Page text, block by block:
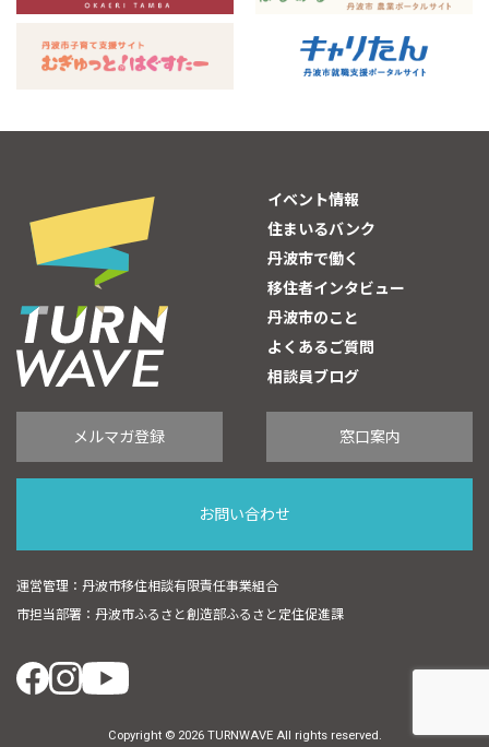
イベント情報
住まいるバンク
丹波市で働く
移住者インタビュー
丹波市のこと
よくあるご質問
相談員ブログ
メルマガ登録 窓口案内
お問い合わせ
運営管理：丹波市移住相談有限責任事業組合
市担当部署：丹波市ふるさと創造部ふるさと定住促進課
Copyright © 2026 TURNWAVE All rights reserved.